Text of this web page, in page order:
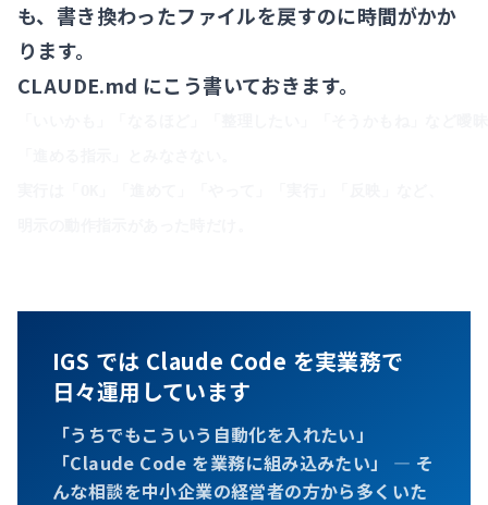
も、書き換わったファイルを戻すのに時間がかか
ります。
CLAUDE.md にこう書いておきます。
IGS では Claude Code を実業務で
日々運用しています
「うちでもこういう自動化を入れたい」
「Claude Code を業務に組み込みたい」 — そ
んな相談を中小企業の経営者の方から多くいた